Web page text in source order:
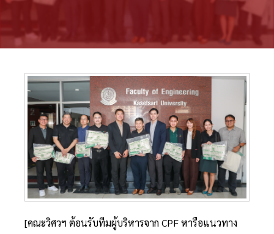
[คณะวิศวฯ ต้อนรับทีมผู้บริหารจาก CPF หารือแนวทาง